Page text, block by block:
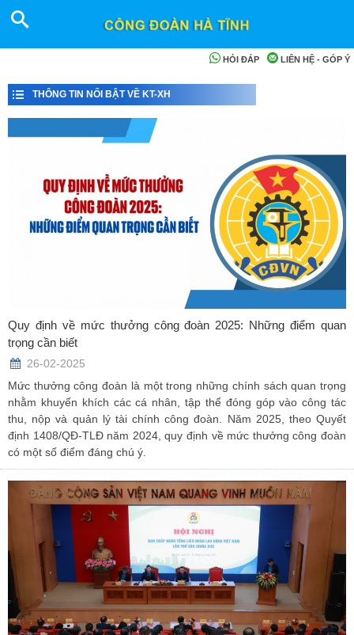
LIÊN HỆ - GÓP Ý
HỎI ĐÁP
THÔNG TIN NỔI BẬT VỀ KT-XH
Quy định về mức thưởng công đoàn 2025: Những điểm quan
trọng cần biết
26-02-2025
Mức thưởng công đoàn là một trong những chính sách quan trọng
nhằm khuyến khích các cá nhân, tập thể đóng góp vào công tác
thu, nộp và quản lý tài chính công đoàn. Năm 2025, theo Quyết
định 1408/QĐ-TLĐ năm 2024, quy định về mức thưởng công đoàn
có một số điểm đáng chú ý.